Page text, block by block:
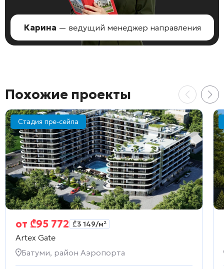
Карина — ведущий менеджер направления
Похожие проекты
Стадия пре-сейла
от ₾95 772 ₾3 149/м²
Artex Gate
Батуми, район Аэропорта